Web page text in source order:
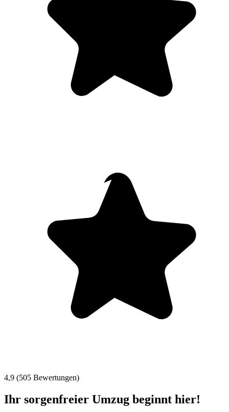
4,9 (505 Bewertungen)
Ihr sorgenfreier Umzug beginnt hier!